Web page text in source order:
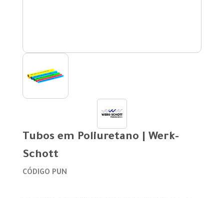
Tubos em Poliuretano | Werk-
Schott
CÓDIGO PUN